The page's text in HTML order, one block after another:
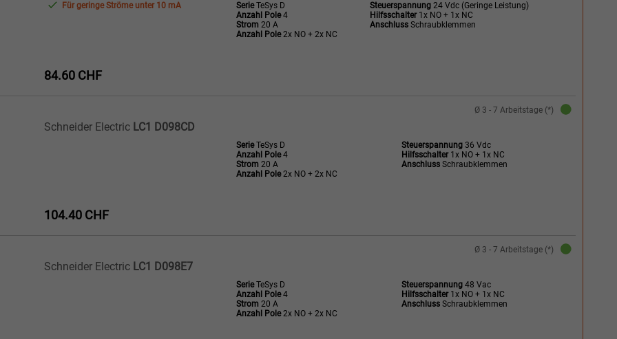
Für geringe Ströme unter 10 mA SerieTeSys D
Anzahl Pole4
Strom 20 A
Anzahl Pole2x NO + 2x NC
Steuerspannung 24 Vdc (Geringe Leistung)
Hilfsschalter1x NO + 1x NC
Anschluss Schraubklemmen
84.60 CHF
Ø 3 - 7 Arbeitstage (*)
Schneider Electric LC1 D098CD
SerieTeSys D
Anzahl Pole4
Strom 20 A
Anzahl Pole2x NO + 2x NC
Steuerspannung 36 Vdc
Hilfsschalter1x NO + 1x NC
Anschluss Schraubklemmen
104.40 CHF
Ø 3 - 7 Arbeitstage (*)
Schneider Electric LC1 D098E7
SerieTeSys D
Anzahl Pole4
Strom 20 A
Anzahl Pole2x NO + 2x NC
Steuerspannung 48 Vac
Hilfsschalter1x NO + 1x NC
Anschluss Schraubklemmen